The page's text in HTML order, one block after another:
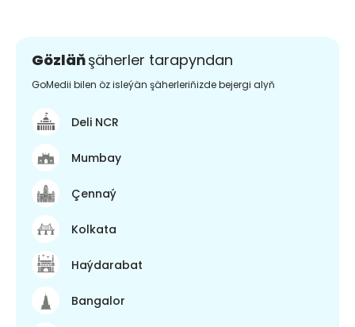
Gözläňşäherler tarapyndan
GoMedii bilen öz isleýän şäherleriňizde bejergi alyň
Deli NCR
Mumbay
Çennaý
Kolkata
Haýdarabat
Bangalor